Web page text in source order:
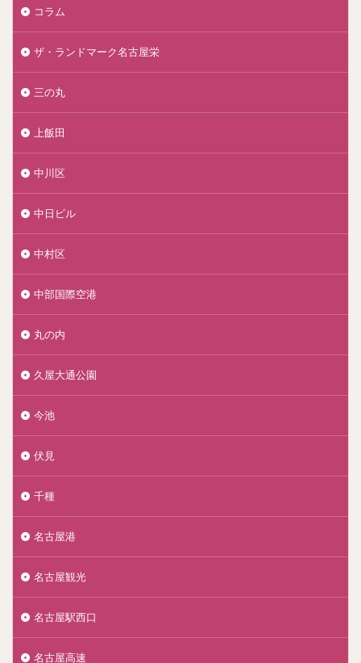
コラム
ザ・ランドマーク名古屋栄
三の丸
上飯田
中川区
中日ビル
中村区
中部国際空港
丸の内
久屋大通公園
今池
伏見
千種
名古屋港
名古屋観光
名古屋駅西口
名古屋高速